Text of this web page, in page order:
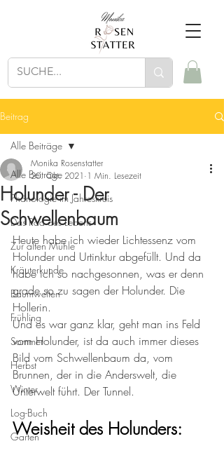
Beitrag
Alle Beiträge
Phänologie im Jahreskreis
Das Rad des Lebens
Zur alten Mühle
Kräuterkunde
Baumwelten
Frühling
Sommer
Herbst
Winter
Log-Buch
Garten
Alle Beiträge
Holunder - Der
Schwellenbaum
Monika Rosenstatter
20. Okt. 2021 1 Min. Lesezeit
Heute habe ich wieder Lichtessenz vom
Holunder und Urtinktur abgefüllt. Und da
habe ich so nachgesonnen, was er denn
grade so zu sagen der Holunder. Die
Hollerin.
Und es war ganz klar, geht man ins Feld
vom Holunder, ist da auch immer dieses
Bild vom Schwellenbaum da, vom
Brunnen, der in die Anderswelt, die
Unterwelt führt. Der Tunnel.
Weisheit des Holunders: